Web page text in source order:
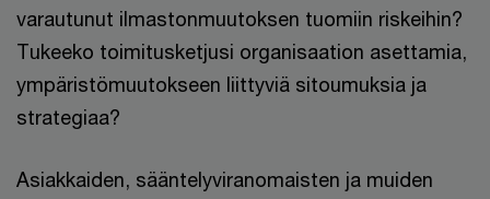
varautunut ilmastonmuutoksen tuomiin riskeihin?
Tukeeko toimitusketjusi organisaation asettamia,
ympäristömuutokseen liittyviä sitoumuksia ja
strategiaa?
Asiakkaiden, sääntelyviranomaisten ja muiden